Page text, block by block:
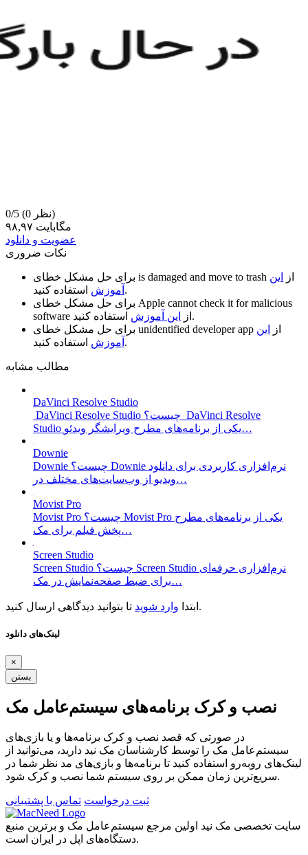
0/5
(0 نظر)
۹۸,۹۷ مگابایت
عضویت و دانلود
نکات ضروری
is damaged and move to trash از
این
آموزش استفاده کنید.
Apple cannot check it for malicious
software
از این آموزش
استفاده کنید.
unidentified developer app از
این
آموزش استفاده کنید.
مطالب مشابه
DaVinci Resolve Studio
DaVinci Resolve Studio چیست؟ DaVinci Resolve
Studio یکی از برنامه‌های مطرح ویرایشگر ویدئو…
Downie
Downie چیست؟ Downie نرم‌افزاری کاربردی برای دانلود
ویدیو از وب‌سایت‌های مختلف در…
Movist Pro
Movist Pro چیست؟ Movist Pro یکی از برنامه‌های مطرح
پخش فیلم برای مک…
Screen Studio
Screen Studio چیست؟ Screen Studio نرم‌افزاری حرفه‌ای
برای ضبط صفحه‌نمایش در مک…
ابتدا وارد شوید تا بتوانید دیدگاهی ارسال کنید.
لینک‌های دانلود
×
بستن
نصب و کرک برنامه‌های سیستم‌عامل مک
در صورتی که قصد نصب و کرک برنامه‌ها و یا بازی‌های
سیستم‌عامل مک را توسط کارشناسان مک نید دارید، می‌توانید از
لینک‌های رو‌به‌رو استفاده کنید تا برنامه‌ها و بازی‌های مد نظر شما در
سریع‌ترین زمان ممکن بر روی سیستم شما نصب و کرک شود.
ثبت درخواست تماس با پشتیبانی
سایت تخصصی مک نید اولین مرجع سیستم‌عامل مک و برترین منبع
دستگاه‌های اپل در ایران است.